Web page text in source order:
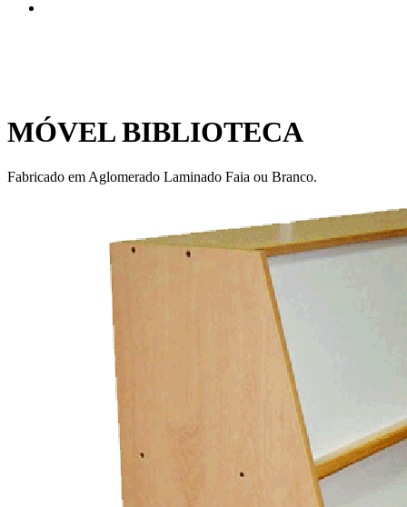
MÓVEL BIBLIOTECA
Fabricado em Aglomerado Laminado Faia ou Branco.